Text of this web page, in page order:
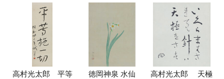
高村光太郎 平等
徳岡神泉 水仙
高村光太郎 天極